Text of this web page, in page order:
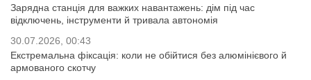
Зарядна станція для важких навантажень: дім під час
відключень, інструменти й тривала автономія
30.07.2026, 00:43
Екстремальна фіксація: коли не обійтися без алюмінієвого й
армованого скотчу